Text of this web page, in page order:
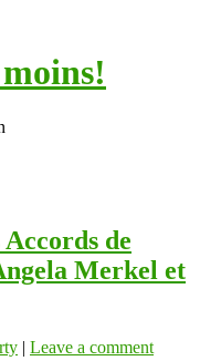
de
Merkel et
| Leave a comment